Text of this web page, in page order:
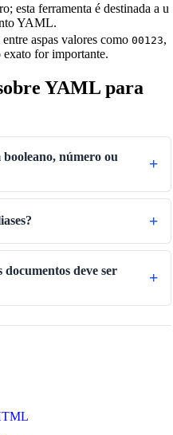
esta ferramenta é destinada a u
YAML.
aspas valores como 00123,
for importante.
YAML para
número ou
deve ser